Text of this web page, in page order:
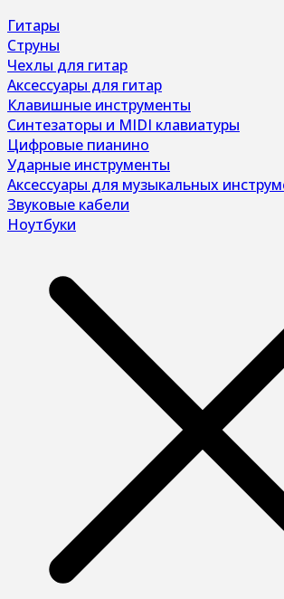
Гитары
Струны
Чехлы для гитар
Аксессуары для гитар
Клавишные инструменты
Синтезаторы и MIDI клавиатуры
Цифровые пианино
Ударные инструменты
Аксессуары для музыкальных
Звуковые кабели
Ноутбуки